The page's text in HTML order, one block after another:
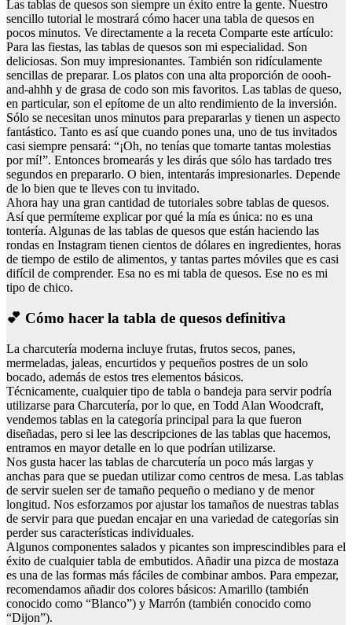
Las tablas de quesos son siempre un éxito entre la gente. Nuestro
sencillo tutorial le mostrará cómo hacer una tabla de quesos en
pocos minutos. Ve directamente a la receta Comparte este artículo:
Para las fiestas, las tablas de quesos son mi especialidad. Son
deliciosas. Son muy impresionantes. También son ridículamente
sencillas de preparar. Los platos con una alta proporción de oooh-
and-ahhh y de grasa de codo son mis favoritos. Las tablas de queso,
en particular, son el epítome de un alto rendimiento de la inversión.
Sólo se necesitan unos minutos para prepararlas y tienen un aspecto
fantástico. Tanto es así que cuando pones una, uno de tus invitados
casi siempre pensará: “¡Oh, no tenías que tomarte tantas molestias
por mí!”. Entonces bromearás y les dirás que sólo has tardado tres
segundos en prepararlo. O bien, intentarás impresionarles. Depende
de lo bien que te lleves con tu invitado.
Ahora hay una gran cantidad de tutoriales sobre tablas de quesos.
Así que permíteme explicar por qué la mía es única: no es una
tontería. Algunas de las tablas de quesos que están haciendo las
rondas en Instagram tienen cientos de dólares en ingredientes, horas
de tiempo de estilo de alimentos, y tantas partes móviles que es casi
difícil de comprender. Esa no es mi tabla de quesos. Ese no es mi
tipo de chico.
💕 Cómo hacer la tabla de quesos definitiva
La charcutería moderna incluye frutas, frutos secos, panes,
mermeladas, jaleas, encurtidos y pequeños postres de un solo
bocado, además de estos tres elementos básicos.
Técnicamente, cualquier tipo de tabla o bandeja para servir podría
utilizarse para Charcutería, por lo que, en Todd Alan Woodcraft,
vendemos tablas en la categoría principal para la que fueron
diseñadas, pero si lee las descripciones de las tablas que hacemos,
entramos en mayor detalle en lo que podrían utilizarse.
Nos gusta hacer las tablas de charcutería un poco más largas y
anchas para que se puedan utilizar como centros de mesa. Las tablas
de servir suelen ser de tamaño pequeño o mediano y de menor
longitud. Nos esforzamos por ajustar los tamaños de nuestras tablas
de servir para que puedan encajar en una variedad de categorías sin
perder sus características individuales.
Algunos componentes salados y picantes son imprescindibles para el
éxito de cualquier tabla de embutidos. Añadir una pizca de mostaza
es una de las formas más fáciles de combinar ambos. Para empezar,
recomendamos añadir dos colores básicos: Amarillo (también
conocido como “Blanco”) y Marrón (también conocido como
“Dijon”).